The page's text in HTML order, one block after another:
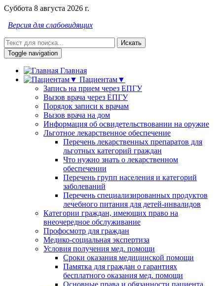
Суббота 8 августа 2026 г.
Версия для слабовидящих
Искать
Toggle navigation
Главная
Пациентам▼
Запись на прием через ЕПГУ
Вызов врача через ЕПГУ
Порядок записи к врачам
Вызов врача на дом
Информация об освидетельствовании на оружие
Льготное лекарственное обеспечение
Перечень лекарственных препаратов для
льготных категорий граждан
Что нужно знать о лекарственном
обеспечении
Перечень групп населения и категорий
заболеваний
Перечень специализированных продуктов
лечебного питания для детей-инвалидов
Категории граждан, имеющих право на
внеочередное обслуживание
Профосмотр для граждан
Медико-социальная экспертиза
Условия получения мед. помощи
Сроки оказания медицинской помощи
Памятка для граждан о гарантиях
бесплатного оказания мед. помощи
Основные права и обязанности пациента